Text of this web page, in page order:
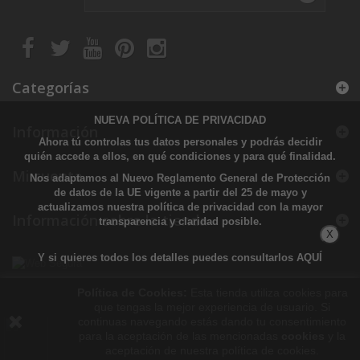
Categorías
Información
Mi cuenta
Información sobre la tienda
NUEVA POLÍTICA DE PRIVACIDAD
Ahora tú controlas tus datos personales y podrás decidir
quién accede a ellos, en qué condiciones y para qué finalidad.
Nos adaptamos al Nuevo Reglamento General de Protección
de datos de la UE vigente a partir del 25 de mayo y
actualizamos nuestra política de privacidad con la mayor
transparencia y claridad posible.
Y si quieres todos los detalles puedes consultarlos AQUÍ
X